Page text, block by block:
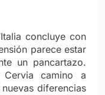
concluye con
ón parece estar
un pancartazo.
Cervia camino a
diferencias